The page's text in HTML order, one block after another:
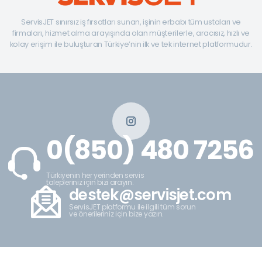
ServisJET sınırsız iş fırsatları sunan, işinin erbabı tüm ustaları ve
firmaları, hizmet alma arayışında olan müşterilerle, aracısız, hızlı ve
kolay erişim ile buluşturan Türkiye’nin ilk ve tek internet platformudur.
0(850) 480 7256
Türkiyenin her yerinden servis
talepleriniz için bizi arayın.
destek@servisjet.com
ServisJET platformu ile ilgili tüm sorun
ve önerileriniz için bize yazın.